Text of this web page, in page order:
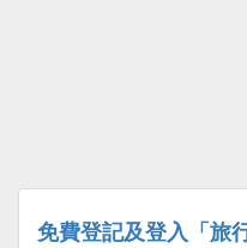
免費登記及登入「旅